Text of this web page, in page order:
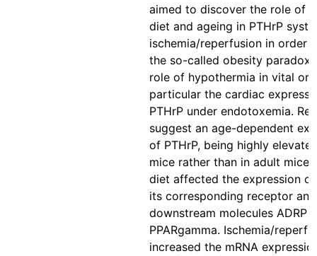
aimed to discover the role of
diet and ageing in PTHrP
ischemia/reperfusion in order
the so-called obesity paradox,
role of hypothermia in vital
particular the cardiac
PTHrP under endotoxemia.
suggest an age-dependent
of PTHrP, being highly
mice rather than in adult mice.
diet affected the expression of
its corresponding receptor
downstream molecules ADRP
PPARgamma. Ischemia/
increased the mRNA